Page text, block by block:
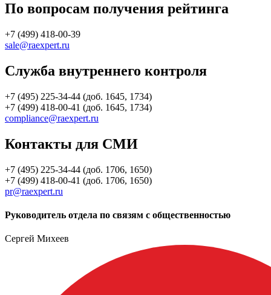
По вопросам получения рейтинга
+7 (499) 418-00-39
sale@raexpert.ru
Служба внутреннего контроля
+7 (495) 225-34-44 (доб. 1645, 1734)
+7 (499) 418-00-41 (доб. 1645, 1734)
compliance@raexpert.ru
Контакты для СМИ
+7 (495) 225-34-44 (доб. 1706, 1650)
+7 (499) 418-00-41 (доб. 1706, 1650)
pr@raexpert.ru
Руководитель отдела по связям с общественностью
Сергей Михеев